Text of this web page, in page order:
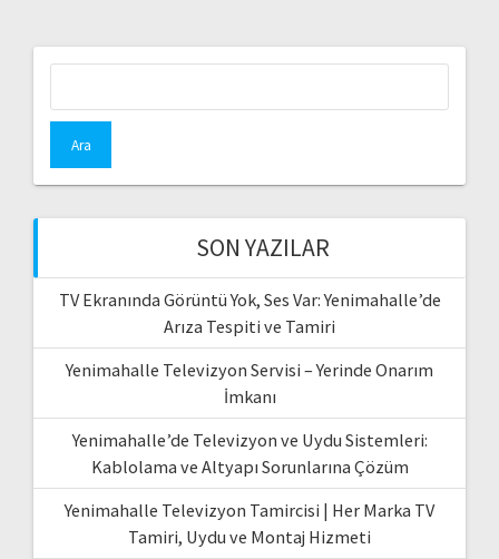
SON YAZILAR
TV Ekranında Görüntü Yok, Ses Var: Yenimahalle’de
Arıza Tespiti ve Tamiri
Yenimahalle Televizyon Servisi – Yerinde Onarım
İmkanı
Yenimahalle’de Televizyon ve Uydu Sistemleri:
Kablolama ve Altyapı Sorunlarına Çözüm
Yenimahalle Televizyon Tamircisi | Her Marka TV
Tamiri, Uydu ve Montaj Hizmeti